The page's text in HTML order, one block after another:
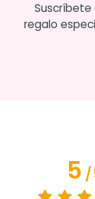
Suscríbete
regalo
5/